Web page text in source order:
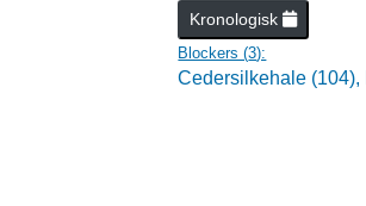
Kronologisk
Blockers (3):
Cedersilkehale (104),